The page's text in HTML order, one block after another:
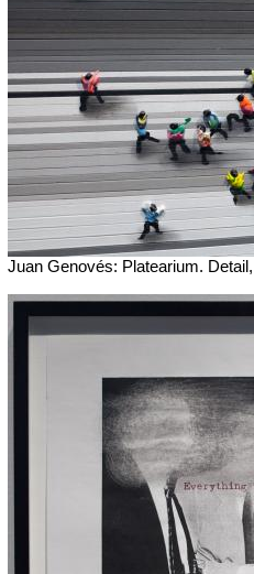
Juan Genovés: Platearium.